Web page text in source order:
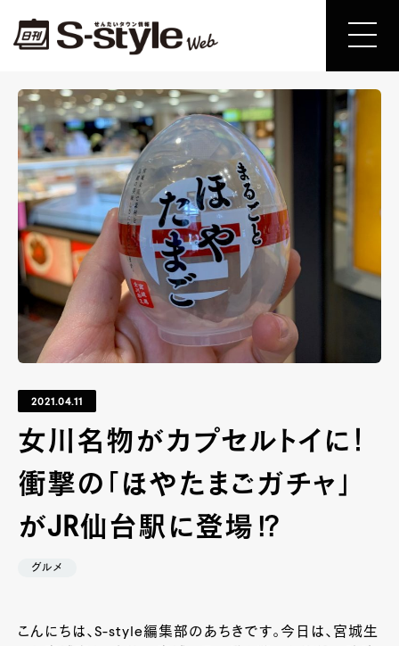
2021.04.11
女川名物がカプセルトイに！
衝撃の「ほやたまごガチャ」
がJR仙台駅に登場⁉
グルメ
こんにちは、S-style編集部のあちきです。今日は、宮城生